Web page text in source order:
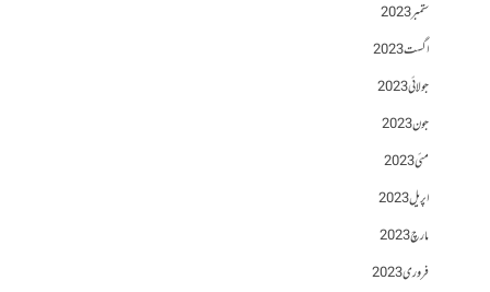
ستمبر 2023
اگست 2023
جولائی 2023
جون 2023
مئی 2023
اپریل 2023
مارچ 2023
فروری 2023